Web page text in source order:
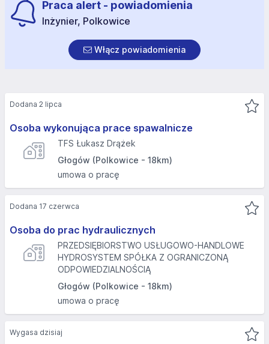
Praca alert - powiadomienia
Inżynier, Polkowice
Włącz powiadomienia
Osoba wykonująca prace spawalnicze
TFS Łukasz Drążek
Głogów (Polkowice - 18km)
umowa o pracę
Dodana 2 lipca
Osoba do prac hydraulicznych
PRZEDSIĘBIORSTWO USŁUGOWO-HANDLOWE
HYDROSYSTEM SPÓŁKA Z OGRANICZONĄ
ODPOWIEDZIALNOŚCIĄ
Głogów (Polkowice - 18km)
umowa o pracę
Dodana 17 czerwca
Wygasa dzisiaj